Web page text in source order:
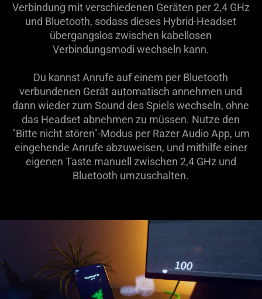
Verbindung mit verschiedenen Geräten per 2,4 GHz
und Bluetooth, sodass dieses Hybrid-Headset
übergangslos zwischen kabellosen
Verbindungsmodi wechseln kann.
Du kannst Anrufe auf einem per Bluetooth
verbundenen Gerät automatisch annehmen und
dann wieder zum Sound des Spiels wechseln, ohne
das Headset abnehmen zu müssen. Nutze den
"Bitte nicht stören"-Modus per Razer Audio App, um
eingehende Anrufe abzuweisen, und mithilfe einer
eigenen Taste manuell zwischen 2,4 GHz und
Bluetooth umzuschalten.